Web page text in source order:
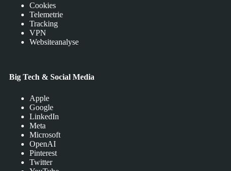
Cookies
Telemetrie
Tracking
VPN
Websiteanalyse
Big Tech & Social Media
Apple
Google
LinkedIn
Meta
Microsoft
OpenAI
Pinterest
Twitter